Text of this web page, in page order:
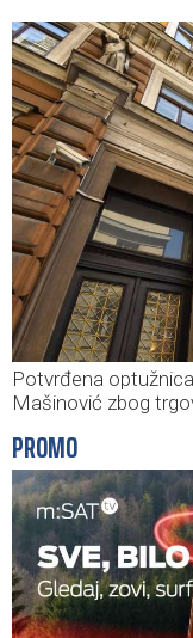
Potvrđena
Mašinović zbog
PROMO